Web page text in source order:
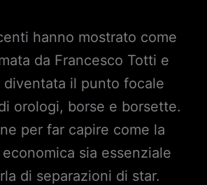
hanno mostrato come
da Francesco Totti e
diventata il punto focale
orologi, borse e borsette.
per far capire come la
sia essenziale
di separazioni di star.